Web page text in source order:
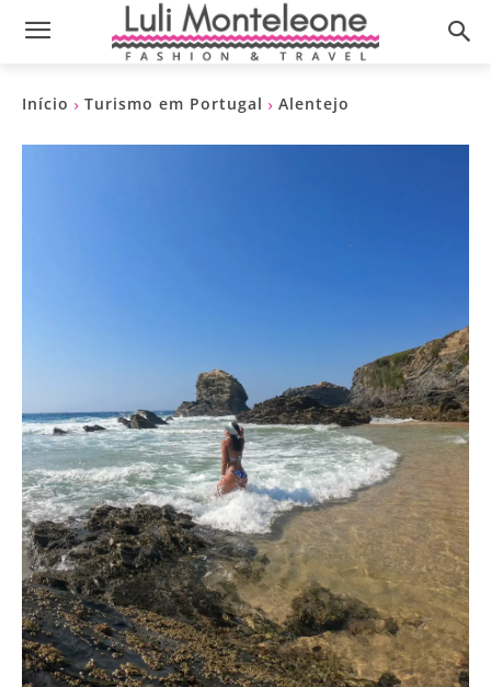
Início Turismo em Portugal Alentejo